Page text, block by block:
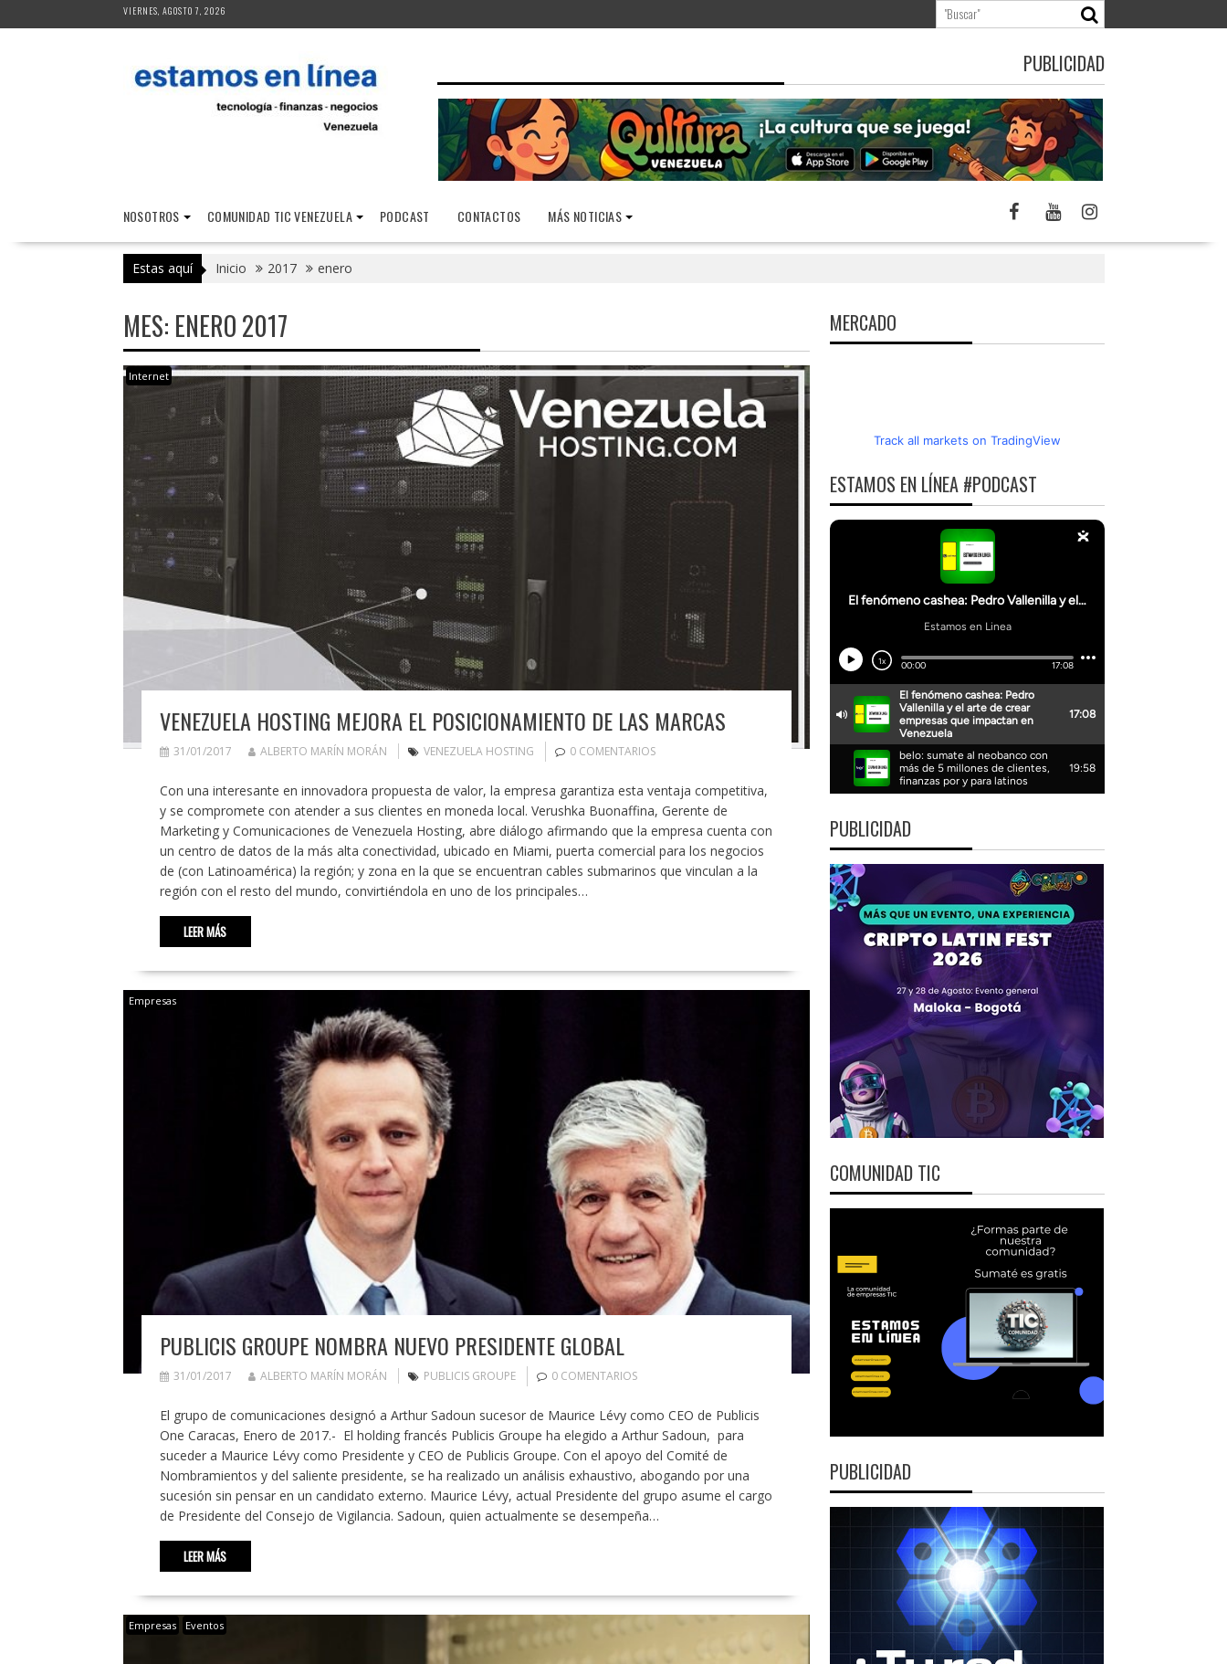
al
VIERNES, AGOSTO 7, 2026
PUBLICIDAD
NOSOTROS COMUNIDAD TIC VENEZUELA PODCAST CONTACTOS MÁS NOTICIAS
Estas aquí Inicio 2017 enero
MES: ENERO 2017
Internet
VENEZUELA HOSTING MEJORA EL POSICIONAMIENTO DE LAS MARCAS
31/01/2017 ALBERTO MARÍN MORÁN VENEZUELA HOSTING 0 COMENTARIOS
Con una interesante en innovadora propuesta de valor, la empresa garantiza esta ventaja competitiva,
y se compromete con atender a sus clientes en moneda local. Verushka Buonaffina, Gerente de
Marketing y Comunicaciones de Venezuela Hosting, abre diálogo afirmando que la empresa cuenta con
un centro de datos de la más alta conectividad, ubicado en Miami, puerta comercial para los negocios
de (con Latinoamérica) la región; y zona en la que se encuentran cables submarinos que vinculan a la
región con el resto del mundo, convirtiéndola en uno de los principales…
LEER MÁS
Empresas
PUBLICIS GROUPE NOMBRA NUEVO PRESIDENTE GLOBAL
31/01/2017 ALBERTO MARÍN MORÁN PUBLICIS GROUPE 0 COMENTARIOS
El grupo de comunicaciones designó a Arthur Sadoun sucesor de Maurice Lévy como CEO de Publicis
One Caracas, Enero de 2017.- El holding francés Publicis Groupe ha elegido a Arthur Sadoun, para
suceder a Maurice Lévy como Presidente y CEO de Publicis Groupe. Con el apoyo del Comité de
Nombramientos y del saliente presidente, se ha realizado un análisis exhaustivo, abogando por una
sucesión sin pensar en un candidato externo. Maurice Lévy, actual Presidente del grupo asume el cargo
de Presidente del Consejo de Vigilancia. Sadoun, quien actualmente se desempeña…
LEER MÁS
Empresas Eventos
MERCADO
Track all markets on TradingView
ESTAMOS EN LÍNEA #PODCAST
PUBLICIDAD
COMUNIDAD TIC
PUBLICIDAD